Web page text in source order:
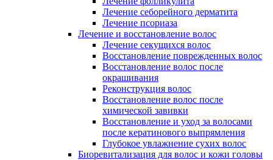
Лечение себорейного дерматита
Лечение псориаза
Лечение и восстановление волос
Лечение секущихся волос
Восстановление поврежденных волос
Восстановление волос после
окрашивания
Реконструкция волос
Восстановление волос после
химической завивки
Восстановление и уход за волосами
после кератинового выпрямления
Глубокое увлажнение сухих волос
Биоревитализация для волос и кожи головы